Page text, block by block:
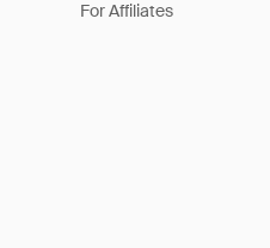
For Affiliates